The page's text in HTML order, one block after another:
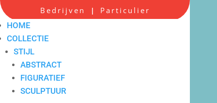
Bedrijven | Particulier
HOME
COLLECTIE
STIJL
ABSTRACT
FIGURATIEF
SCULPTUUR
Scherpe all-in prijzen